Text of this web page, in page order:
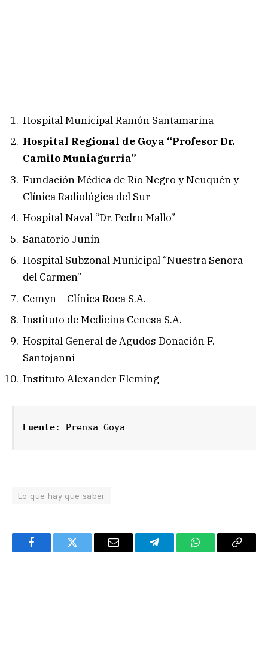
Hospital Municipal Ramón Santamarina
Hospital Regional de Goya “Profesor Dr.
Camilo Muniagurria”
Fundación Médica de Río Negro y Neuquén y
Clínica Radiológica del Sur
Hospital Naval “Dr. Pedro Mallo”
Sanatorio Junín
Hospital Subzonal Municipal “Nuestra Señora
del Carmen”
Cemyn – Clínica Roca S.A.
Instituto de Medicina Cenesa S.A.
Hospital General de Agudos Donación F.
Santojanni
Instituto Alexander Fleming
Fuente: Prensa Goya
Lo que hay que saber
FacebookTwitter Email TelegramWhatsAppCopy